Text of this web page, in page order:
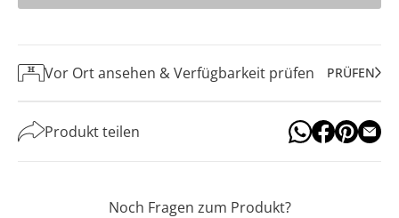
Vor Ort ansehen & Verfügbarkeit prüfen PRÜFEN
Produkt teilen
Noch Fragen zum Produkt?